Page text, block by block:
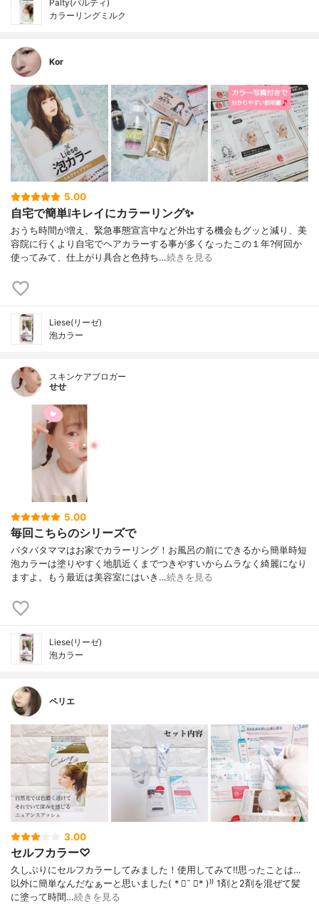
Palty(パルティ)
カラーリングミルク
Kor
5.00
自宅で簡単❕キレイにカラーリング✨
おうち時間が増え、緊急事態宣言中など外出する機会もグッと減り、美
容院に行くより自宅でヘアカラーする事が多くなったこの１年?何回か
使ってみて、仕上がり具合と色持ち…続きを見る
Liese(リーゼ)
泡カラー
スキンケアブロガー
せせ
5.00
毎回こちらのシリーズで
バタバタママはお家でカラーリング！お風呂の前にできるから簡単時短
泡カラーは塗りやすく地肌近くまでつきやすいからムラなく綺麗になり
ますよ。もう最近は美容室にはいき…続きを見る
Liese(リーゼ)
泡カラー
ペリエ
3.00
セルフカラー♡
久しぶりにセルフカラーしてみました！使用してみて‼️思ったことは…
以外に簡単なんだなぁーと思いました( * ॑˘ ॑* )⁾⁾ 1剤と2剤を混ぜて髪
に塗って時間…続きを見る